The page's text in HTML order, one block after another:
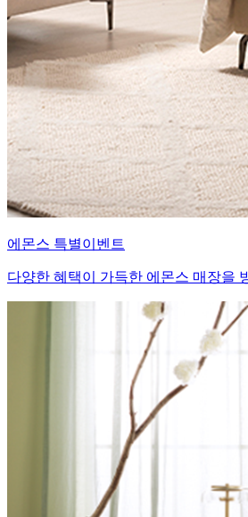
에몬스 특별이벤트
다양한 혜택이 가득한 에몬스 매장을